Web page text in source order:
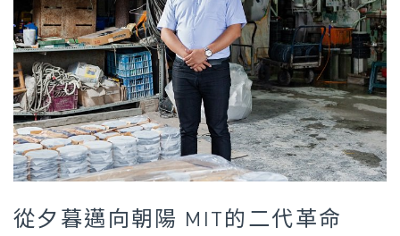
從夕暮邁向朝陽 MIT的二代革命